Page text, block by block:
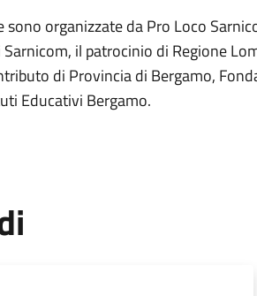
sono organizzate da Pro Loco
il patrocinio di Regione
di Provincia di Bergamo,
Educativi Bergamo.